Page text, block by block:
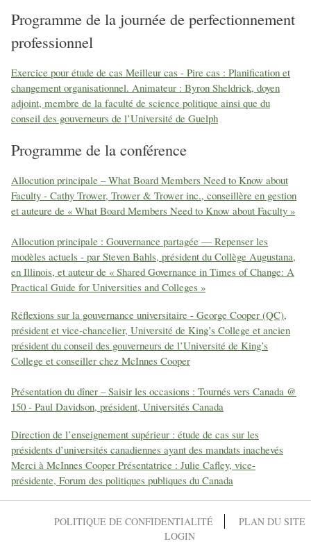
Programme de la journée de perfectionnement
professionnel
Exercice pour étude de cas Meilleur cas - Pire cas : Planification et
changement organisationnel. Animateur : Byron Sheldrick, doyen
adjoint, membre de la faculté de science politique ainsi que du
conseil des gouverneurs de l’Université de Guelph
Programme de la conférence
Allocution principale – What Board Members Need to Know about
Faculty - Cathy Trower, Trower & Trower inc., conseillère en gestion
et auteure de « What Board Members Need to Know about Faculty »
Allocution principale : Gouvernance partagée — Repenser les
modèles actuels - par Steven Bahls, président du Collège Augustana,
en Illinois, et auteur de « Shared Governance in Times of Change: A
Practical Guide for Universities and Colleges »
Réflexions sur la gouvernance universitaire - George Cooper (QC),
président et vice-chancelier, Université de King’s College et ancien
président du conseil des gouverneurs de l’Université de King’s
College et conseiller chez McInnes Cooper
Présentation du dîner – Saisir les occasions : Tournés vers Canada @
150 - Paul Davidson, président, Universités Canada
Direction de l’enseignement supérieur : étude de cas sur les
présidents d’universités canadiennes ayant des mandats inachevés
Merci à McInnes Cooper Présentatrice : Julie Cafley, vice-
présidente, Forum des politiques publiques du Canada
POLITIQUE DE CONFIDENTIALITÉ
PLAN DU SITE
LOGIN